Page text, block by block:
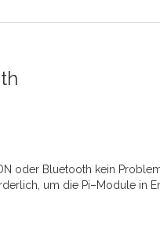
oder Bluetooth kein
um die Pi–Module in